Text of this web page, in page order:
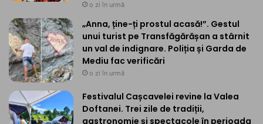
o zi în urmă
„Anna, ține-ți prostul acasă!”. Gestul
unui turist pe Transfăgărășan a stârnit
un val de indignare. Poliția și Garda de
Mediu fac verificări
o zi în urmă
Festivalul Cașcavelei revine la Valea
Doftanei. Trei zile de tradiții,
gastronomie și spectacole în perioada